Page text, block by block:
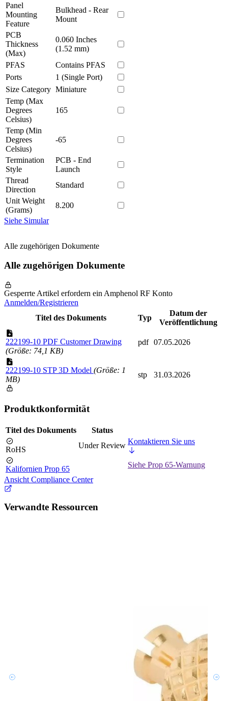
Panel
Mounting
Feature
Bulkhead - Rear
Mount
PCB
Thickness
(Max)
0.060 Inches
(1.52 mm)
PFAS
Contains PFAS
Ports
1 (Single Port)
Size Category Miniature
Temp (Max
Degrees
Celsius)
165
Temp (Min
Degrees
Celsius)
-65
Termination
Style
PCB - End
Launch
Thread
Direction
Standard
Unit Weight
(Grams)
8.200
Siehe Simular
Alle zugehörigen Dokumente
Alle zugehörigen Dokumente
Gesperrte Artikel erfordern ein Amphenol RF Konto
Anmelden/Registrieren
Titel des Dokuments
Typ
Datum der
Veröffentlichung
222199-10 PDF Customer Drawing
(Größe: 74,1 KB)
pdf 07.05.2026
222199-10 STP 3D Model (Größe: 1
MB)
stp 31.03.2026
Produktkonformität
Titel des Dokuments Status
RoHS Under Review Kontaktieren Sie uns
Kalifornien Prop 65
Siehe Prop 65-Warnung
Ansicht Compliance Center
Verwandte Ressourcen